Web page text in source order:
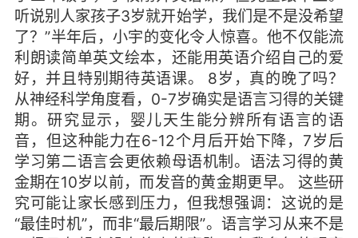
听说别人家孩子3岁就开始学，我们是不是没希望
了？”半年后，小宇的变化令人惊喜。他不仅能流
利朗读简单英文绘本，还能用英语介绍自己的爱
好，并且特别期待英语课。 8岁，真的晚了吗？
从神经科学角度看，0-7岁确实是语言习得的关键
期。研究显示，婴儿天生能分辨所有语言的语
音，但这种能力在6-12个月后开始下降，7岁后
学习第二语言会更依赖母语机制。语法习得的黄
金期在10岁以前，而发音的黄金期更早。 这些研
究可能让家长感到压力，但我想强调：这说的是
“最佳时机”，而非“最后期限”。语言学习从来不是